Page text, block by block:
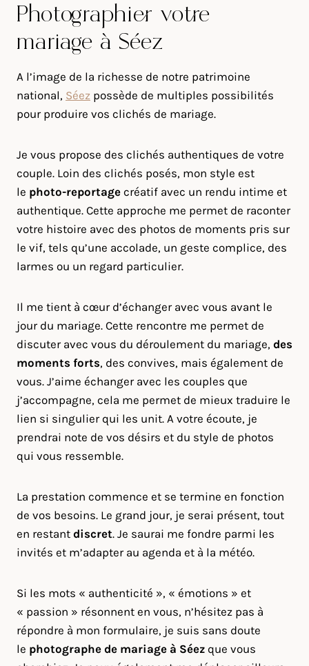
Photographier votre
mariage à Séez
A l’image de la richesse de notre patrimoine
national, Séez possède de multiples possibilités
pour produire vos clichés de mariage.
Je vous propose des clichés authentiques de votre
couple. Loin des clichés posés, mon style est
le photo-reportage créatif avec un rendu intime et
authentique. Cette approche me permet de raconter
votre histoire avec des photos de moments pris sur
le vif, tels qu’une accolade, un geste complice, des
larmes ou un regard particulier.
Il me tient à cœur d’échanger avec vous avant le
jour du mariage. Cette rencontre me permet de
discuter avec vous du déroulement du mariage, des
moments forts, des convives, mais également de
vous. J’aime échanger avec les couples que
j’accompagne, cela me permet de mieux traduire le
lien si singulier qui les unit. A votre écoute, je
prendrai note de vos désirs et du style de photos
qui vous ressemble.
La prestation commence et se termine en fonction
de vos besoins. Le grand jour, je serai présent, tout
en restant discret. Je saurai me fondre parmi les
invités et m’adapter au agenda et à la météo.
Si les mots « authenticité », « émotions » et
« passion » résonnent en vous, n’hésitez pas à
répondre à mon formulaire, je suis sans doute
le photographe de mariage à Séez que vous